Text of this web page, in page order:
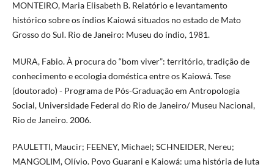
MONTEIRO, Maria Elisabeth B. Relatório e levantamento
histórico sobre os índios Kaiowá situados no estado de Mato
Grosso do Sul. Rio de Janeiro: Museu do índio, 1981.
MURA, Fabio. À procura do “bom viver”: território, tradição de
conhecimento e ecologia doméstica entre os Kaiowá. Tese
(doutorado) - Programa de Pós-Graduação em Antropologia
Social, Universidade Federal do Rio de Janeiro/ Museu Nacional,
Rio de Janeiro. 2006.
PAULETTI, Maucir; FEENEY, Michael; SCHNEIDER, Nereu;
MANGOLIM, Olívio. Povo Guarani e Kaiowá: uma história de luta